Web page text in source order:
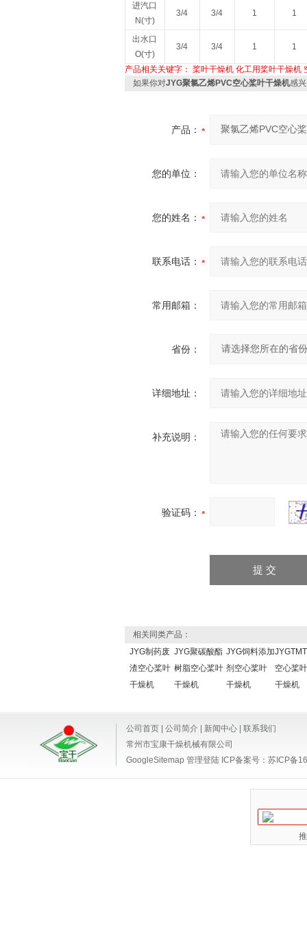
进汽口
N(寸)
3/4 3/4 1 1
出水口
O(寸)
3/4 3/4 1 1
产品相关关键字： 桨叶干燥机 化工用桨叶干燥机
如果你对JYG聚氯乙烯PVC空心桨叶干燥机感
产品：
您的单位：
您的姓名：
联系电话：
常用邮箱：
省份：
详细地址：
补充说明：
验证码：
相关同类产品：
JYG制药废
渣空心桨叶
干燥机
JYG聚碳酸酯
树脂空心桨叶
干燥机
JYG饲料添加
剂空心桨叶
干燥机
空心桨叶
干燥机
公司首页 公司简介 新闻中心
联系我们
常州市宝康干燥机械有限公司
GoogleSitemap 管理登陆 ICP备案号： 苏ICP备